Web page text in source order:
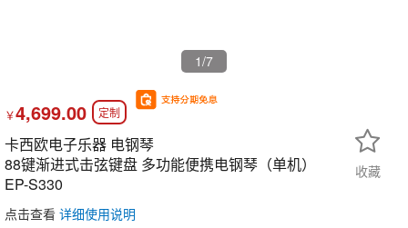
1/7
￥4,699.00 定制
卡西欧电子乐器 电钢琴
88键渐进式击弦键盘 多功能便携电钢琴（单机）
EP-S330
点击查看 详细使用说明
收藏